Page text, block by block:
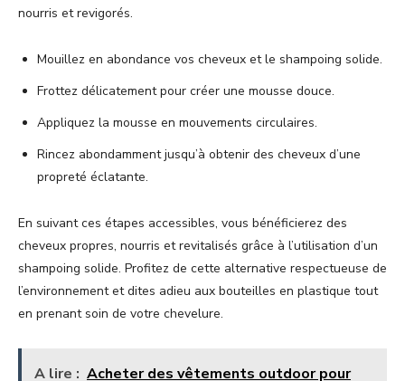
nourris et revigorés.
Mouillez en abondance vos cheveux et le shampoing solide.
Frottez délicatement pour créer une mousse douce.
Appliquez la mousse en mouvements circulaires.
Rincez abondamment jusqu’à obtenir des cheveux d’une
propreté éclatante.
En suivant ces étapes accessibles, vous bénéficierez des
cheveux propres, nourris et revitalisés grâce à l’utilisation d’un
shampoing solide. Profitez de cette alternative respectueuse de
l’environnement et dites adieu aux bouteilles en plastique tout
en prenant soin de votre chevelure.
A lire : Acheter des vêtements outdoor pour